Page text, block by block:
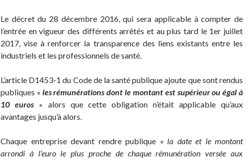
Le décret du 28 décembre 2016, qui sera applicable à compter de
l’entrée en vigueur des différents arrêtés et au plus tard le 1er juillet
2017, vise à renforcer la transparence des liens existants entre les
industriels et les professionnels de santé.
L’article D1453-1 du Code de la santé publique ajoute que sont rendus
publiques « les rémunérations dont le montant est supérieur ou égal à
10 euros» alors que cette obligation n’était applicable qu’aux
avantages jusqu’à alors.
Chaque entreprise devant rendre publique « la date et le montant
arrondi à l’euro le plus proche de chaque rémunération versée aux